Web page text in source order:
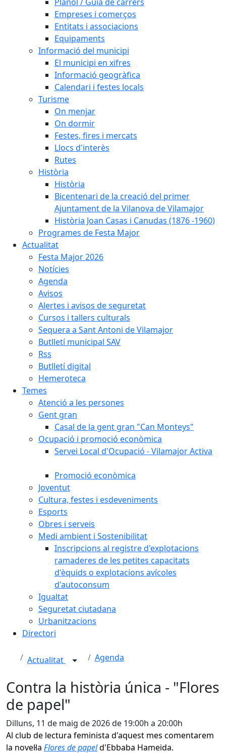
Empreses i comerços
Entitats i associacions
Equipaments
Informació del municipi
El municipi en xifres
Informació geogràfica
Calendari i festes locals
Turisme
On menjar
On dormir
Festes, fires i mercats
Llocs d'interès
Rutes
Història
Història
Bicentenari de la creació del primer
Ajuntament de la Vilanova de Vilamajor
Història Joan Casas i Canudas (1876 -1960)
Programes de Festa Major
Actualitat
Festa Major 2026
Notícies
Agenda
Avisos
Alertes i avisos de seguretat
Cursos i tallers culturals
Sequera a Sant Antoni de Vilamajor
Butlletí municipal SAV
Rss
Butlletí digital
Hemeroteca
Temes
Atenció a les persones
Gent gran
Casal de la gent gran "Can Monteys"
Ocupació i promoció econòmica
Servei Local d'Ocupació - Vilamajor Activa
Promoció econòmica
Joventut
Cultura, festes i esdeveniments
Esports
Obres i serveis
Medi ambient i Sostenibilitat
Inscripcions al registre d'explotacions
ramaderes de les petites capacitats
d'èquids o explotacions avícoles
d'autoconsum
Igualtat
Seguretat ciutadana
Urbanitzacions
Directori
Actualitat Agenda
Contra la història única - "Flores
de papel"
Dilluns, 11 de maig de 2026 de 19:00h a 20:00h
Al club de lectura feminista d'aquest mes comentarem
la novel·la Flores de papeld'Ebbaba Hameida.